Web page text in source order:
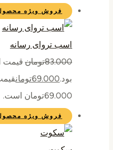
فروش ویژه
اسب تروای رسانه
83.000تومان
بود.69.000تومان
69.000تومان است.
فروش ویژه